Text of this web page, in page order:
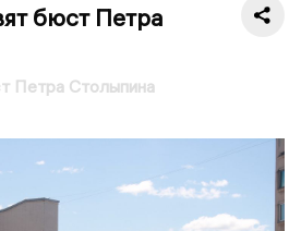
бюст Петра
Петра Столыпина